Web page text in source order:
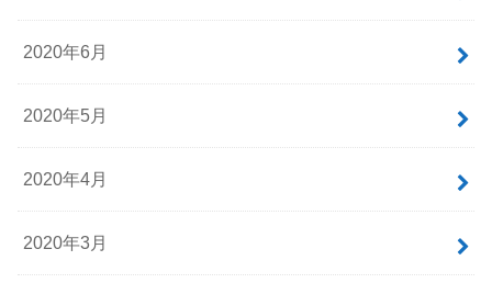
2020年6月
2020年5月
2020年4月
2020年3月